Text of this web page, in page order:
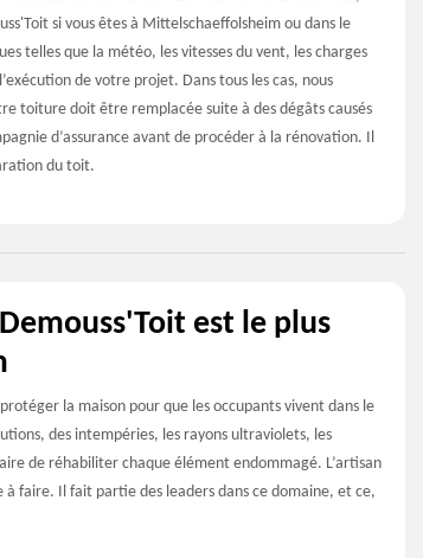
si vous êtes à Mittelschaeffolsheim ou dans le
telles que la météo, les vitesses du vent, les charges
de votre projet. Dans tous les cas, nous
toiture doit être remplacée suite à des dégâts causés
d’assurance avant de procéder à la rénovation. Il
du toit.
est le plus
la maison pour que les occupants vivent dans le
des intempéries, les rayons ultraviolets, les
de réhabiliter chaque élément endommagé. L’artisan
faire. Il fait partie des leaders dans ce domaine, et ce,